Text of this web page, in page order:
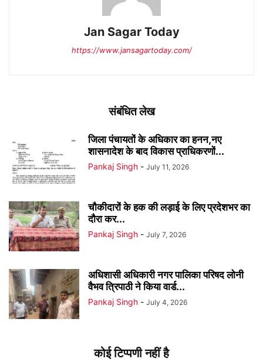
Jan Sagar Today
https://www.jansagartoday.com/
संबंधित लेख
जिला पंचायतों के अधिकार का हनन,नए
शासनादेश के बाद विकास प्राधिकरणों...
Pankaj Singh - July 11, 2026
चौकीदारों के हक की लड़ाई के लिए प्रदेशभर का
दौरा कर...
Pankaj Singh - July 7, 2026
अधिशासी अधिकारी नगर पालिका परिषद लोनी
वैभव त्रिपाठी ने किया वार्ड...
Pankaj Singh - July 4, 2026
कोई टिप्पणी नहीं है